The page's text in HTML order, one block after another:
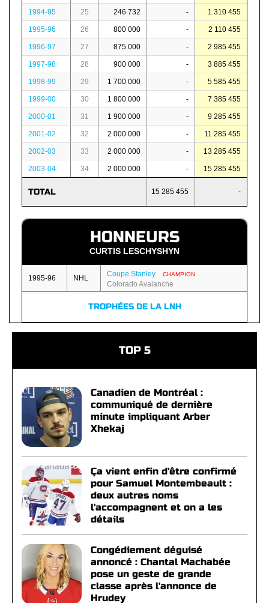
1994-95 25 246 732 - 1 310 455
1995-96 26 800 000 - 2 110 455
1996-97 27 875 000 - 2 985 455
1997-98 28 900 000 - 3 885 455
1998-99 29 1 700 000 - 5 585 455
1999-00 30 1 800 000 - 7 385 455
2000-01 31 1 900 000 - 9 285 455
2001-02 32 2 000 000 - 11 285 455
2002-03 33 2 000 000 - 13 285 455
2003-04 34 2 000 000 - 15 285 455
TOTAL 15 285 455 -
HONNEURS
CURTIS LESCHYSHYN
1995-96 NHL Coupe Stanley CHAMPION
Colorado Avalanche
TROPHÉES DE LA LNH
TOP 5
Canadien de Montréal :
communiqué de dernière
minute impliquant Arber
Xhekaj
Ça vient enfin d'être confirmé
pour Samuel Montembeault :
deux autres noms
l'accompagnent et on a les
détails
Congédiement déguisé
annoncé : Chantal Machabée
pose un geste de grande
classe après l'annonce de
Hrudey